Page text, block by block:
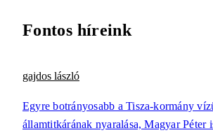
Fontos híreink
gajdos lászló
Egyre botrányosabb a Tisza-kormány
államtitkárának nyaralása, Magyar Péter